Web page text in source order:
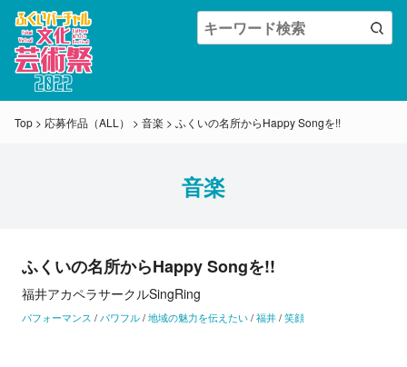
Top > 応募作品（ALL） > 音楽 > ふくいの名所からHappy Songを!!
音楽
ふくいの名所からHappy Songを!!
福井アカペラサークルSingRing
パフォーマンス / パワフル/地域の魅力を伝えたい/福井/笑顔